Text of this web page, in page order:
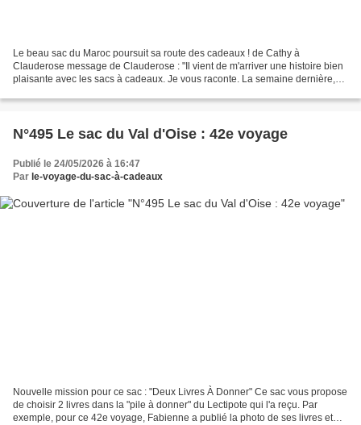
Le beau sac du Maroc poursuit sa route des cadeaux ! de Cathy à
Clauderose message de Clauderose : "Il vient de m'arriver une histoire bien
plaisante avec les sacs à cadeaux. Je vous raconte. La semaine dernière,
N°495 Le sac du Val d'Oise : 42e voyage
Publié le 24/05/2026 à 16:47
Par le-voyage-du-sac-à-cadeaux
Nouvelle mission pour ce sac : "Deux Livres À Donner" Ce sac vous propose
de choisir 2 livres dans la "pile à donner" du Lectipote qui l'a reçu. Par
exemple, pour ce 42e voyage, Fabienne a publié la photo de ses livres et